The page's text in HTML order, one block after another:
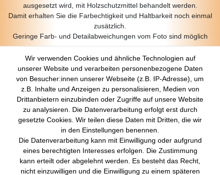
ausgesetzt wird, mit Holzschutzmittel behandelt werden.
Damit erhalten Sie die Farbechtigkeit und Haltbarkeit noch einmal
zusätzlich.
Geringe Farb- und Detailabweichungen vom Foto sind möglich
Über Uns
Startseite
Versandkosten
Zahlungsarten
Kontakt
Rechtliches
Impressum
Wir verwenden Cookies und ähnliche Technologien auf
unserer Website und verarbeiten personenbezogene Daten
von Besucher:innen unserer Webseite (z.B. IP-Adresse), um
z.B. Inhalte und Anzeigen zu personalisieren, Medien von
Drittanbietern einzubinden oder Zugriffe auf unsere Website
zu analysieren. Die Datenverarbeitung erfolgt erst durch
gesetzte Cookies. Wir teilen diese Daten mit Dritten, die wir
in den Einstellungen benennen.
Die Datenverarbeitung kann mit Einwilligung oder aufgrund
eines berechtigten Interesses erfolgen. Die Zustimmung
kann erteilt oder abgelehnt werden. Es besteht das Recht,
nicht einzuwilligen und die Einwilligung zu einem späteren